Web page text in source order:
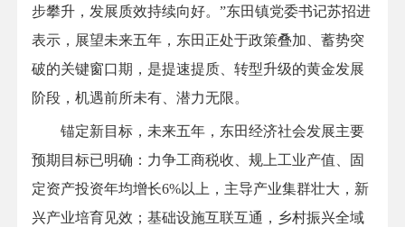
步攀升，发展质效持续向好。”东田镇党委书记苏招进
表示，展望未来五年，东田正处于政策叠加、蓄势突
破的关键窗口期，是提速提质、转型升级的黄金发展
阶段，机遇前所未有、潜力无限。
锚定新目标，未来五年，东田经济社会发展主要
预期目标已明确：力争工商税收、规上工业产值、固
定资产投资年均增长6%以上，主导产业集群壮大，新
兴产业培育见效；基础设施互联互通，乡村振兴全域